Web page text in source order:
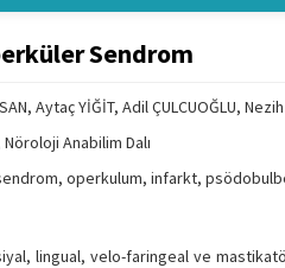
Sendrom
Aytaç YİĞİT, Adil ÇULCUOĞLU, Nezih
Anabilim Dalı
operkulum, infarkt,
lingual, velo-faringeal ve